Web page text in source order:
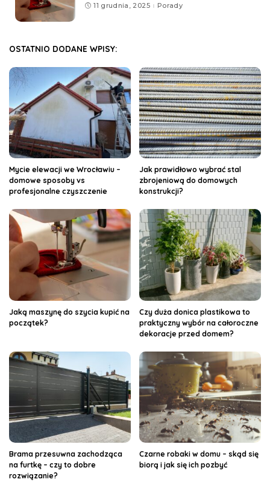
11 grudnia, 2025 Porady
OSTATNIO DODANE WPISY:
Mycie elewacji we Wrocławiu –
domowe sposoby vs
profesjonalne czyszczenie
Jak prawidłowo wybrać stal
zbrojeniową do domowych
konstrukcji?
Jaką maszynę do szycia kupić na
początek?
Czy duża donica plastikowa to
praktyczny wybór na całoroczne
dekoracje przed domem?
Brama przesuwna zachodząca
na furtkę – czy to dobre
rozwiązanie?
Czarne robaki w domu – skąd się
biorą i jak się ich pozbyć